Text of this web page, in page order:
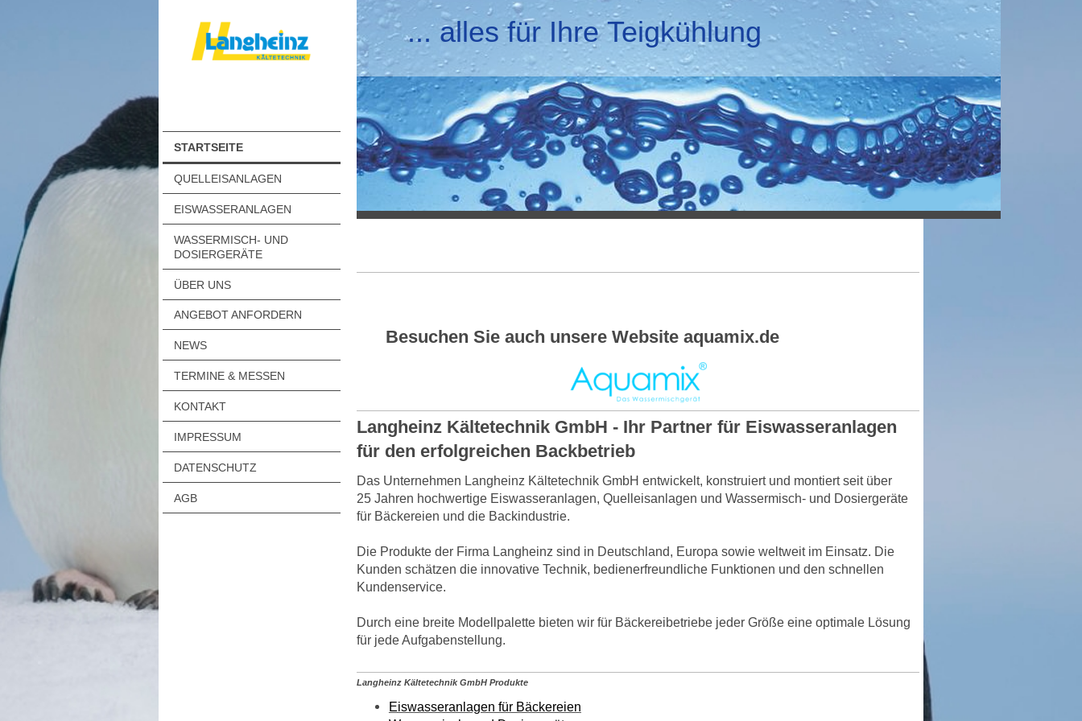
STARTSEITE
QUELLEISANLAGEN
EISWASSERANLAGEN
WASSERMISCH- UND
DOSIERGERÄTE
ÜBER UNS
ANGEBOT ANFORDERN
NEWS
TERMINE & MESSEN
KONTAKT
IMPRESSUM
DATENSCHUTZ
AGB
... alles für Ihre Teigkühlung
Besuchen Sie auch unsere Website aquamix.de
Langheinz Kältetechnik GmbH - Ihr Partner für Eiswasseranlagen
für den erfolgreichen Backbetrieb
Das Unternehmen Langheinz Kältetechnik GmbH entwickelt, konstruiert und montiert seit über
25Jahren hochwertige Eiswasseranlagen, Quelleisanlagen und Wassermisch- und Dosiergeräte
für Bäckereien und die Backindustrie.
Die Produkte der Firma Langheinz sind in Deutschland, Europa sowie weltweit im Einsatz. Die
Kunden schätzen die innovative Technik, bedienerfreundliche Funktionen und den schnellen
Kundenservice.
Durch eine breite Modellpalette bieten wir für Bäckereibetriebe jeder Größe eine optimale Lösung
für jede Aufgabenstellung.
Langheinz Kältetechnik GmbH Produkte
Eiswasseranlagen für Bäckereien